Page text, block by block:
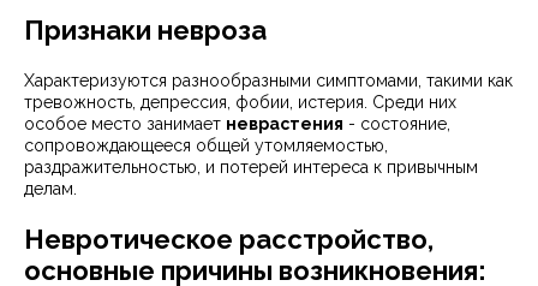
Признаки невроза
Характеризуются разнообразными симптомами, такими как
тревожность, депрессия, фобии, истерия. Среди них
особое место занимает неврастения - состояние,
сопровождающееся общей утомляемостью,
раздражительностью, и потерей интереса к привычным
делам.
Невротическое расстройство,
основные причины возникновения: